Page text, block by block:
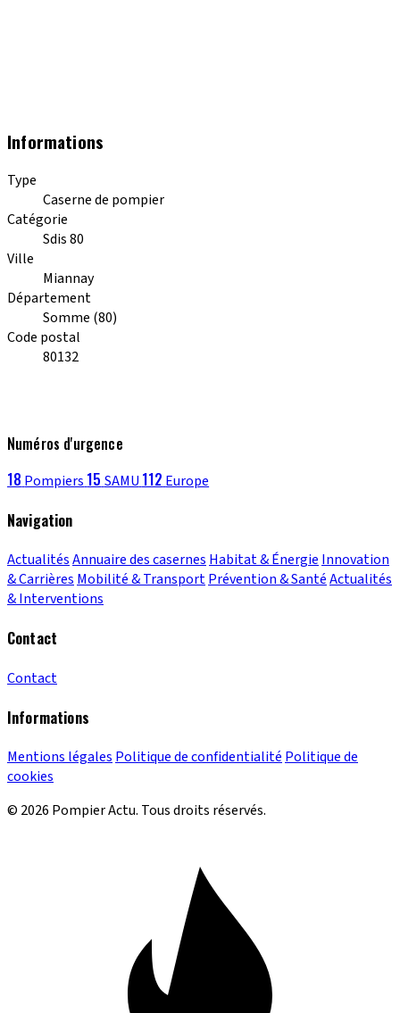
Informations
Type
Caserne de pompier
Catégorie
Sdis 80
Ville
Miannay
Département
Somme (80)
Code postal
80132
Numéros d'urgence
18 Pompiers 15 SAMU 112 Europe
Navigation
ActualitésAnnuaire des casernes Habitat & Énergie Innovation
& Carrières Mobilité & TransportPrévention & SantéActualités
& Interventions
Contact
Contact
Informations
Mentions légales Politique de confidentialité Politique de
cookies
© 2026 Pompier Actu. Tous droits réservés.